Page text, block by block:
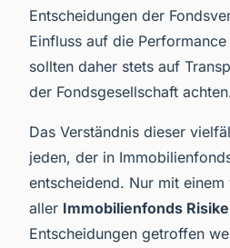
Entscheidungen der
Einfluss auf die
sollten daher stets auf
der Fondsgesellschaft
Das Verständnis dieser
jeden, der in
entscheidend. Nur mit
aller Immobilienfonds
Entscheidungen getroffen